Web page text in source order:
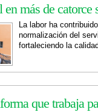
en más de catorce
La labor ha
normalización del
fortaleciendo la
que trabaja